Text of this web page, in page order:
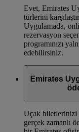
Evet, Emirates
türlerini
Uygulamada,
rezervasyon
programınızı
edebilirsiniz.
Emirates
Uçak biletlerinizi
gerçek zamanlı